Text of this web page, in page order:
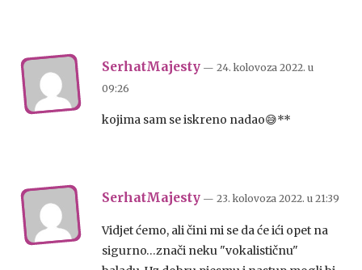
SerhatMajesty — 24. kolovoza 2022. u
09:26
kojima sam se iskreno nadao😅**
SerhatMajesty — 23. kolovoza 2022. u 21:39
Vidjet ćemo, ali čini mi se da će ići opet na
sigurno…znači neku "vokalističnu"